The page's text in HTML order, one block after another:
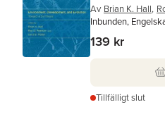
Av Brian K. Hall,
Inbunden,
139 kr
Tillfälligt slut